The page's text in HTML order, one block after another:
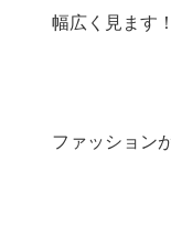
幅広く見ます！
ファッション